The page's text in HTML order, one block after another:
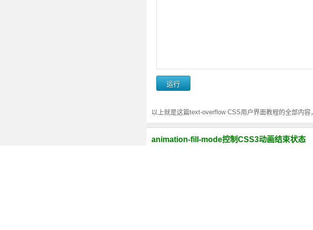
以上就是这篇text-overflow CSS用户界面教程的全部内
animation-fill-mode控制CSS3动画结束状态